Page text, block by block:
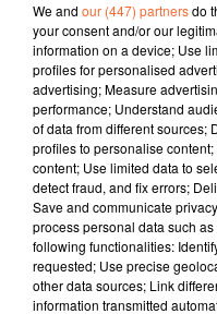
19 mars 2025 - 14 min
JOURNAL DU MERCREDI
Boris Blais
L'info près de chez vous
Présenté par Boris Blais
- L'agglo2B a voté son
maîtrise des dépenses
poursuite des
- Inauguration animée
Départementale des
We and our (447) partnersdo
your consent and/or our
information on a device; Use
profiles for personalised
advertising; Measure
performance; Understand
of data from different sources;
profiles to personalise
content; Use limited data to
detect fraud, and fix errors;
Save and communicate
process personal data such
following functionalities:
requested; Use precise
other data sources; Link
information transmitted